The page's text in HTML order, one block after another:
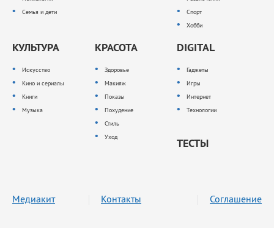
Семья и дети
Спорт
Хобби
КУЛЬТУРА
Искусство
Кино и сериалы
Книги
Музыка
КРАСОТА
Здоровье
Макияж
Показы
Похудение
Стиль
Уход
DIGITAL
Гаджеты
Игры
Интернет
Технологии
ТЕСТЫ
Медиакит Контакты Соглашение